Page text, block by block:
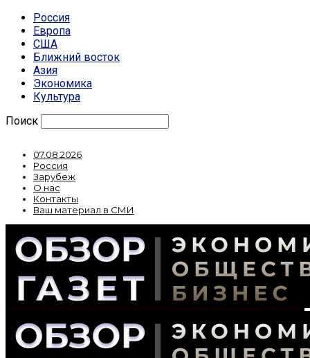
Россия
Европа
США
Ближний восток
Азия
Экономика
Культура
Поиск
07.08.2026
Россия
Зарубеж
О нас
Контакты
Ваш материал в СМИ